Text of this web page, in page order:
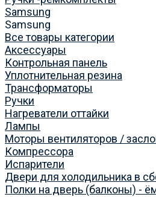
Samsung
Samsung
Все товары категории
Аксессуары
Контрольная панель
Уплотнительная резина
Трансформаторы
Ручки
Нагреватели оттайки
Лампы
Моторы вентиляторов /
Компрессора
Испарители
Двери для холодильника в
Полки на дверь (балконы) -